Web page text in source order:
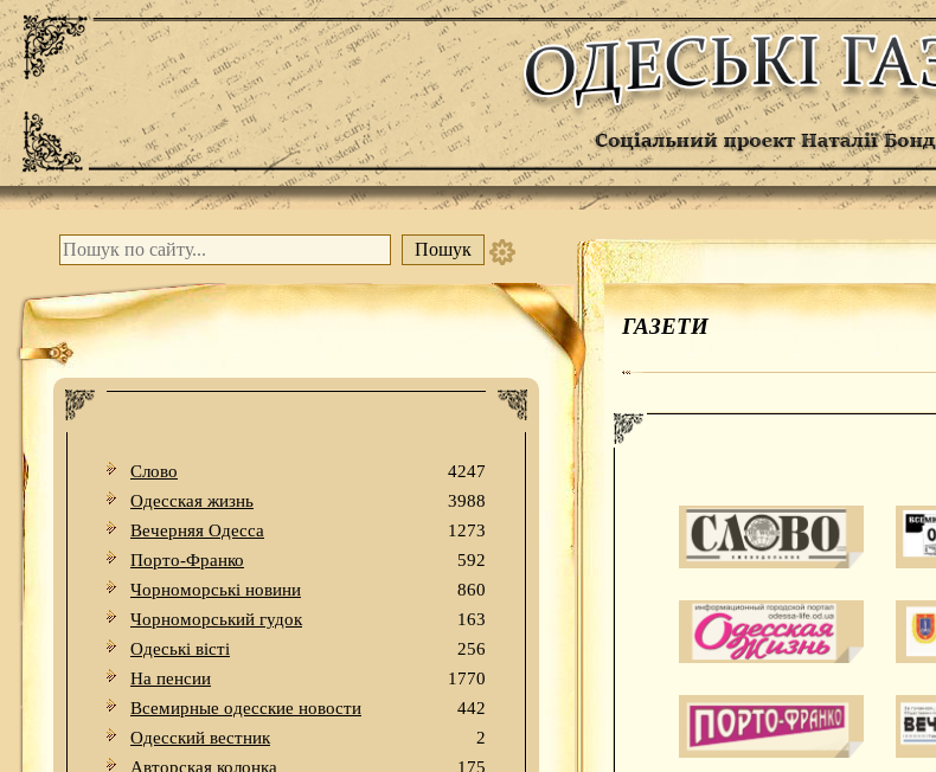
Слово
4247
Одесская жизнь
3988
Вечерняя Одесса
1273
Порто-Франко
592
Чорноморські новини
860
Чорноморський гудок
163
Одеськi вiстi
256
На пенсии
1770
Всемирные одесские новости
442
Одесский вестник
2
Авторская колонка
175
ГАЗЕТИ